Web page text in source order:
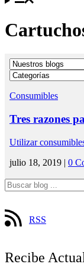
Consumibles
Tres razones
Utilizar
julio 18, 2019 | 0
RSS
Recibe